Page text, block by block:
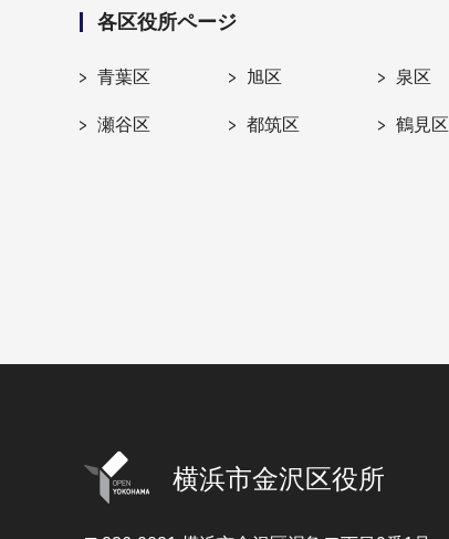
各区役所ページ
青葉区 旭区 泉区
瀬谷区 都筑区 鶴見区
横浜市金沢区役所